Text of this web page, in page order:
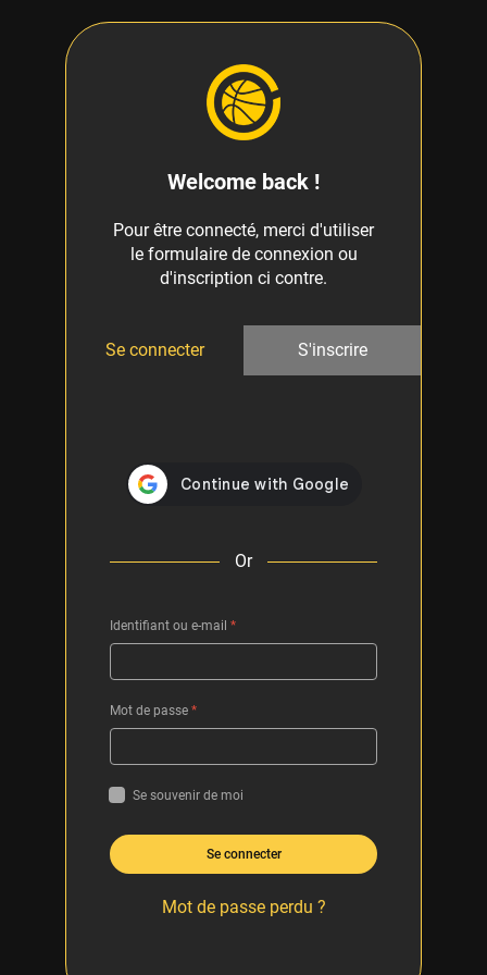
Welcome back !
Pour être connecté, merci d'utiliser
le formulaire de connexion ou
d'inscription ci contre.
Se connecter S'inscrire
Or
Identifiant ou e-mail *
Mot de passe *
Se souvenir de moi
Se connecter
Mot de passe perdu ?